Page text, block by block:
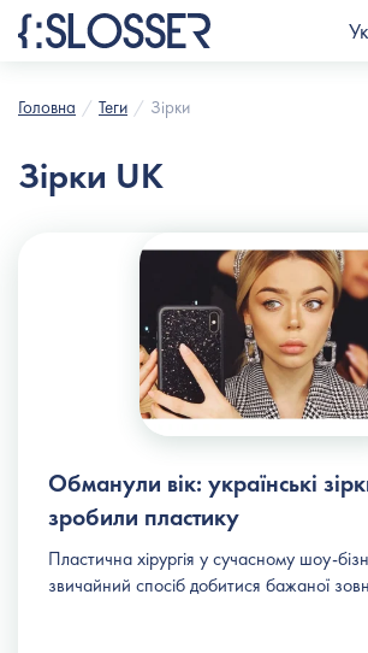
Головна Теги Зірки
Зірки UK
Обманули вік: українські
зробили пластику
Пластична хірургія у сучасному шоу-
звичайний спосіб добитися бажаної